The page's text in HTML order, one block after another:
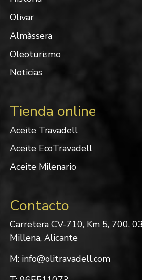
Olivar
Almàssera
Oleoturismo
Noticias
Tienda online
Aceite Travadell
Aceite EcoTravadell
Aceite Milenario
Contacto
Carretera CV-710, Km 5, 700,
Millena, Alicante
M: info@olitravadell.com